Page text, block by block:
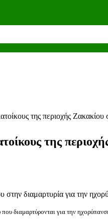
της περιοχής
της
διαμαρτύρονται για την